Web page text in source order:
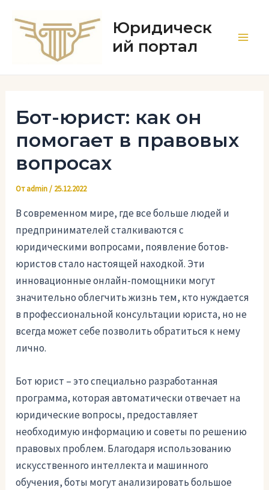
содержимому
Юридическ
ий портал
Бот-юрист: как он
помогает в правовых
вопросах
Отadmin/ 25.12.2022
В современном мире, где все больше людей и
предпринимателей сталкиваются с
юридическими вопросами, появление ботов-
юристов стало настоящей находкой. Эти
инновационные онлайн-помощники могут
значительно облегчить жизнь тем, кто нуждается
в профессиональной консультации юриста, но не
всегда может себе позволить обратиться к нему
лично.
Бот юрист – это специально разработанная
программа, которая автоматически отвечает на
юридические вопросы, предоставляет
необходимую информацию и советы по решению
правовых проблем. Благодаря использованию
искусственного интеллекта и машинного
обучения, боты могут анализировать большое